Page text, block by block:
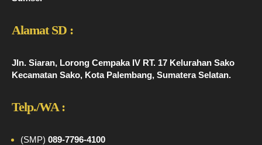
Alamat SD :
Jln. Siaran, Lorong Cempaka IV RT. 17 Kelurahan Sako
Kecamatan Sako, Kota Palembang, Sumatera Selatan.
Telp./WA :
(SMP) 089-7796-4100